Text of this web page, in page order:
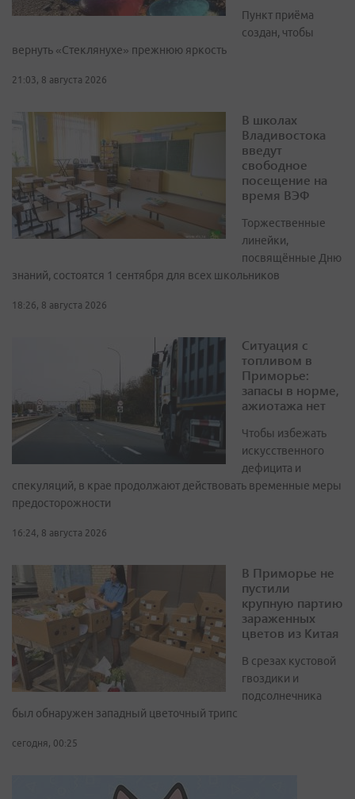
Пункт приёма
создан, чтобы
вернуть «Стеклянухе» прежнюю яркость
21:03, 8 августа 2026
В школах
Владивостока
введут
свободное
посещение на
время ВЭФ
Торжественные
линейки,
посвящённые Дню
знаний, состоятся 1 сентября для всех школьников
18:26, 8 августа 2026
Ситуация с
топливом в
Приморье:
запасы в норме,
ажиотажа нет
Чтобы избежать
искусственного
дефицита и
спекуляций, в крае продолжают действовать временные меры
предосторожности
16:24, 8 августа 2026
В Приморье не
пустили
крупную партию
зараженных
цветов из Китая
В срезах кустовой
гвоздики и
подсолнечника
был обнаружен западный цветочный трипс
сегодня, 00:25